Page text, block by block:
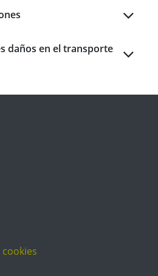
daños en el transporte